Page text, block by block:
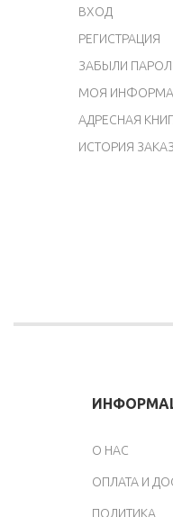
ВХОД
РЕГИСТРАЦИЯ
ЗАБЫЛИ
МОЯ
АДРЕСНАЯ
ИСТОРИЯ
O НАС
ОПЛАТА И
ПОЛИТИКА